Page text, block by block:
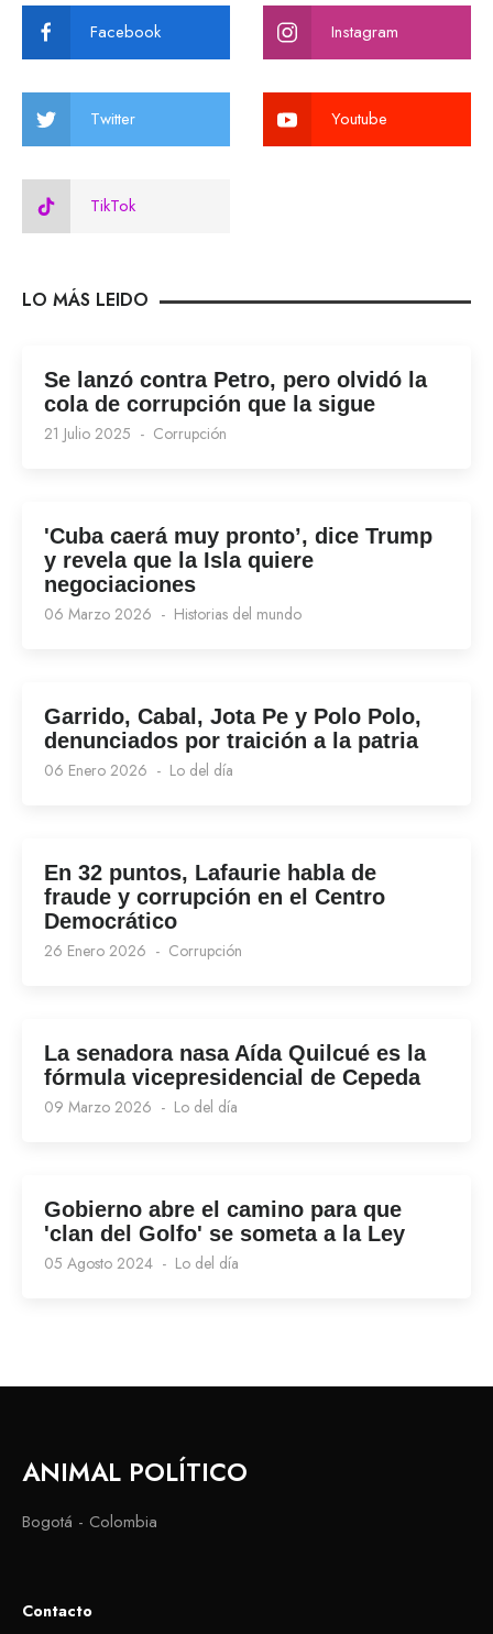
Facebook Instagram
Twitter Youtube
TikTok
LO MÁS LEIDO
Se lanzó contra Petro, pero olvidó la
cola de corrupción que la sigue
21 Julio 2025 Corrupción
'Cuba caerá muy pronto’, dice Trump
y revela que la Isla quiere
negociaciones
06 Marzo 2026 Historias del mundo
Garrido, Cabal, Jota Pe y Polo Polo,
denunciados por traición a la patria
06 Enero 2026 Lo del día
En 32 puntos, Lafaurie habla de
fraude y corrupción en el Centro
Democrático
26 Enero 2026 Corrupción
La senadora nasa Aída Quilcué es la
fórmula vicepresidencial de Cepeda
09 Marzo 2026 Lo del día
Gobierno abre el camino para que
'clan del Golfo' se someta a la Ley
05 Agosto 2024 Lo del día
ANIMAL POLÍTICO
Bogotá - Colombia
Contacto